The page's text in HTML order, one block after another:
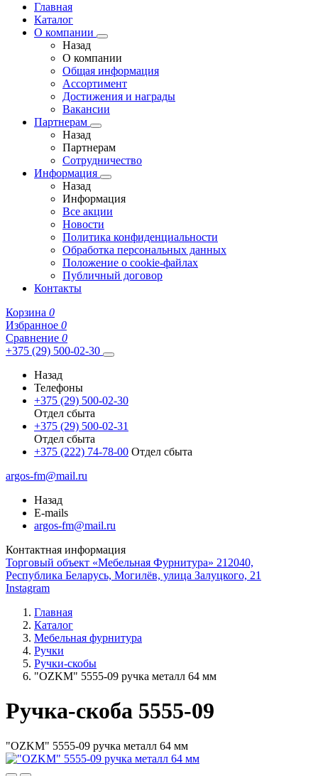
Главная
Каталог
О компании
Назад
О компании
Общая информация
Ассортимент
Достижения и награды
Вакансии
Партнерам
Назад
Партнерам
Сотрудничество
Информация
Назад
Информация
Все акции
Новости
Политика конфиденциальности
Обработка персональных данных
Положение о cookie-файлах
Публичный договор
Контакты
Корзина 0
Избранное 0
Сравнение 0
+375 (29) 500-02-30
Назад
Телефоны
+375 (29) 500-02-30
Отдел сбыта
+375 (29) 500-02-31
Отдел сбыта
+375 (222) 74-78-00 Отдел сбыта
argos-fm@mail.ru
Назад
E-mails
argos-fm@mail.ru
Контактная информация
Торговый объект «Мебельная Фурнитура» 212040,
Республика Беларусь, Могилёв, улица Залуцкого, 21
Instagram
Главная
Каталог
Мебельная фурнитура
Ручки
Ручки-скобы
"OZKM" 5555-09 ручка металл 64 мм
Ручка-скоба 5555-09
"OZKM" 5555-09 ручка металл 64 мм